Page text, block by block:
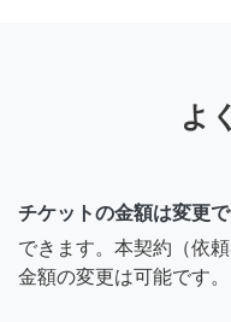
よ
チケットの金額は変更
できます。本契約（依
金額の変更は可能です。